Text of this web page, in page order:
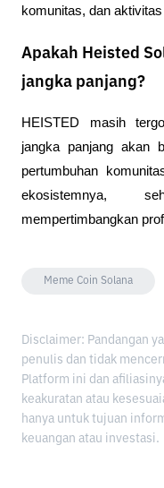
komunitas, dan
Apakah Heisted
jangka panjang?
HEISTED masih
jangka panjang akan
pertumbuhan
ekosistemnya,
mempertimbangkan
Meme Coin Solana
Disclaimer: Pandangan
penulis dan tidak
Platform ini dan
keakuratan atau
hanya untuk tujuan
keuangan atau investasi.